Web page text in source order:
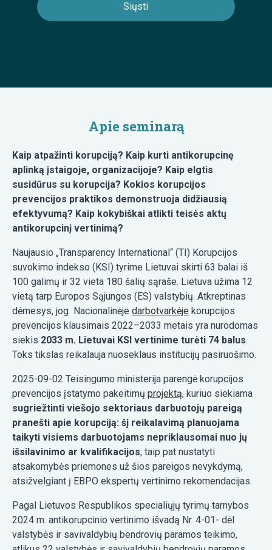
Apie seminarą
Kaip atpažinti korupciją? Kaip kurti antikorupcinę
aplinką įstaigoje, organizacijoje? Kaip elgtis
susidūrus su korupcija? Kokios korupcijos
prevencijos praktikos demonstruoja didžiausią
efektyvumą? Kaip kokybiškai atlikti teisės aktų
antikorupcinį vertinimą?
Naujausio „Transparency International“ (TI) Korupcijos
suvokimo indekso (KSI) tyrime Lietuvai skirti 63 balai iš
100 galimų ir 32 vieta 180 šalių sąraše. Lietuva užima 12
vietą tarp Europos Sąjungos (ES) valstybių. Atkreptinas
dėmesys, jog Nacionalinėje darbotvarkėje korupcijos
prevencijos klausimais 2022–2033 metais yra nurodomas
siekis 2033 m. Lietuvai KSI vertinime turėti 74 balus.
Toks tikslas reikalauja nuoseklaus institucijų pasiruošimo.
2025-09-02 Teisingumo ministerija parengė korupcijos
prevencijos įstatymo pakeitimų projektą, kuriuo siekiama
sugriežtinti viešojo sektoriaus darbuotojų pareigą
pranešti apie korupciją: šį reikalavimą planuojama
taikyti visiems darbuotojams nepriklausomai nuo jų
išsilavinimo ar kvalifikacijos, taip pat nustatyti
atsakomybės priemones už šios pareigos nevykdymą,
atsižvelgiant į EBPO ekspertų vertinimo rekomendacijas.
Pagal Lietuvos Respublikos specialiųjų tyrimų tarnybos
2024 m. antikorupcinio vertinimo išvadą Nr. 4-01- dėl
valstybės ir savivaldybių bendrovių paramos teikimo,